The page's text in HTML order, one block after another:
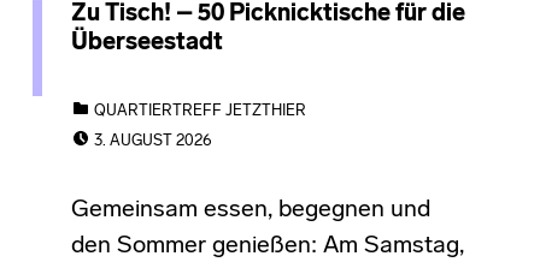
Zu Tisch! – 50 Picknicktische für die
Überseestadt
QUARTIERTREFF JETZTHIER
3. AUGUST 2026
Gemeinsam essen, begegnen und
den Sommer genießen: Am Samstag,